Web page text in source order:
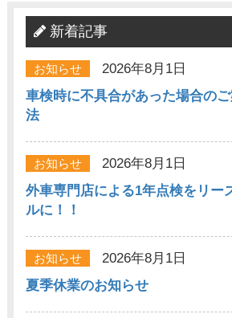
新着記事
お知らせ
2026年8月1日
車検時に不具合があった場合の
法
お知らせ
2026年8月1日
外車専門店による1年点検をリー
ルに！！
お知らせ
2026年8月1日
夏季休業のお知らせ